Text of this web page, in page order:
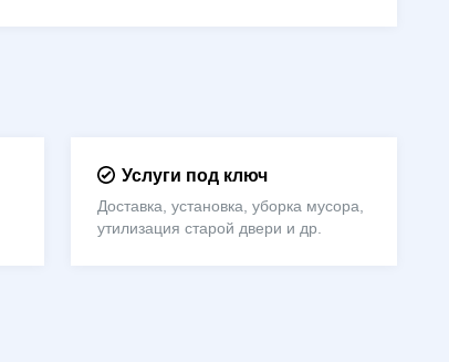
Услуги под ключ
Доставка, установка, уборка мусора,
утилизация старой двери и др.